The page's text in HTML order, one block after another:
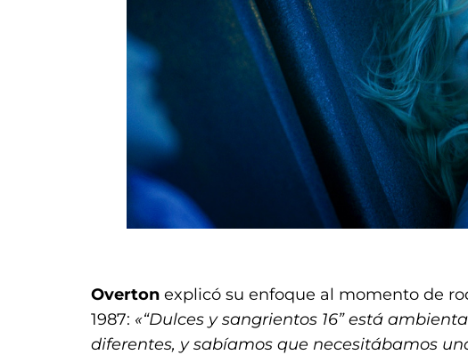
Overton explicó su enfoque al momento de
1987: «“Dulces y sangrientos 16” está
diferentes, y sabíamos que necesitábamos